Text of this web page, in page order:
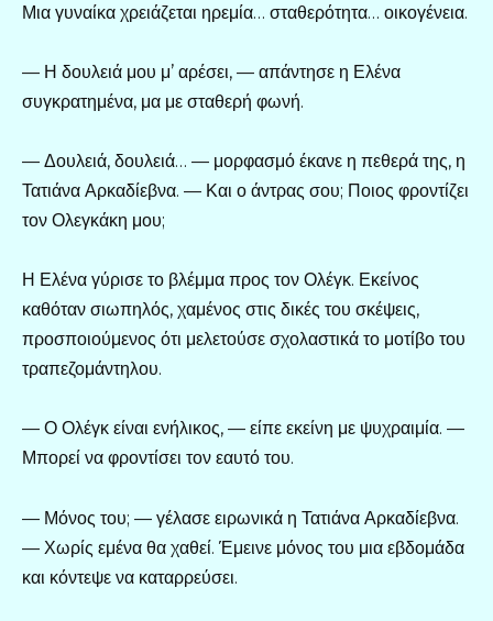
Μια γυναίκα χρειάζεται ηρεμία… σταθερότητα… οικογένεια.
— Η δουλειά μου μ’ αρέσει, — απάντησε η Ελένα
συγκρατημένα, μα με σταθερή φωνή.
— Δουλειά, δουλειά… — μορφασμό έκανε η πεθερά της, η
Τατιάνα Αρκαδίεβνα. — Και ο άντρας σου; Ποιος φροντίζει
τον Ολεγκάκη μου;
Η Ελένα γύρισε το βλέμμα προς τον Ολέγκ. Εκείνος
καθόταν σιωπηλός, χαμένος στις δικές του σκέψεις,
προσποιούμενος ότι μελετούσε σχολαστικά το μοτίβο του
τραπεζομάντηλου.
— Ο Ολέγκ είναι ενήλικος, — είπε εκείνη με ψυχραιμία. —
Μπορεί να φροντίσει τον εαυτό του.
— Μόνος του; — γέλασε ειρωνικά η Τατιάνα Αρκαδίεβνα.
— Χωρίς εμένα θα χαθεί. Έμεινε μόνος του μια εβδομάδα
και κόντεψε να καταρρεύσει.